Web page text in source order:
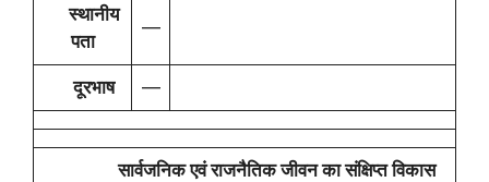
स्थानीय
पता
—
दूरभाष —
सार्वजनिक एवं राजनैतिक जीवन का संक्षिप्त विकास